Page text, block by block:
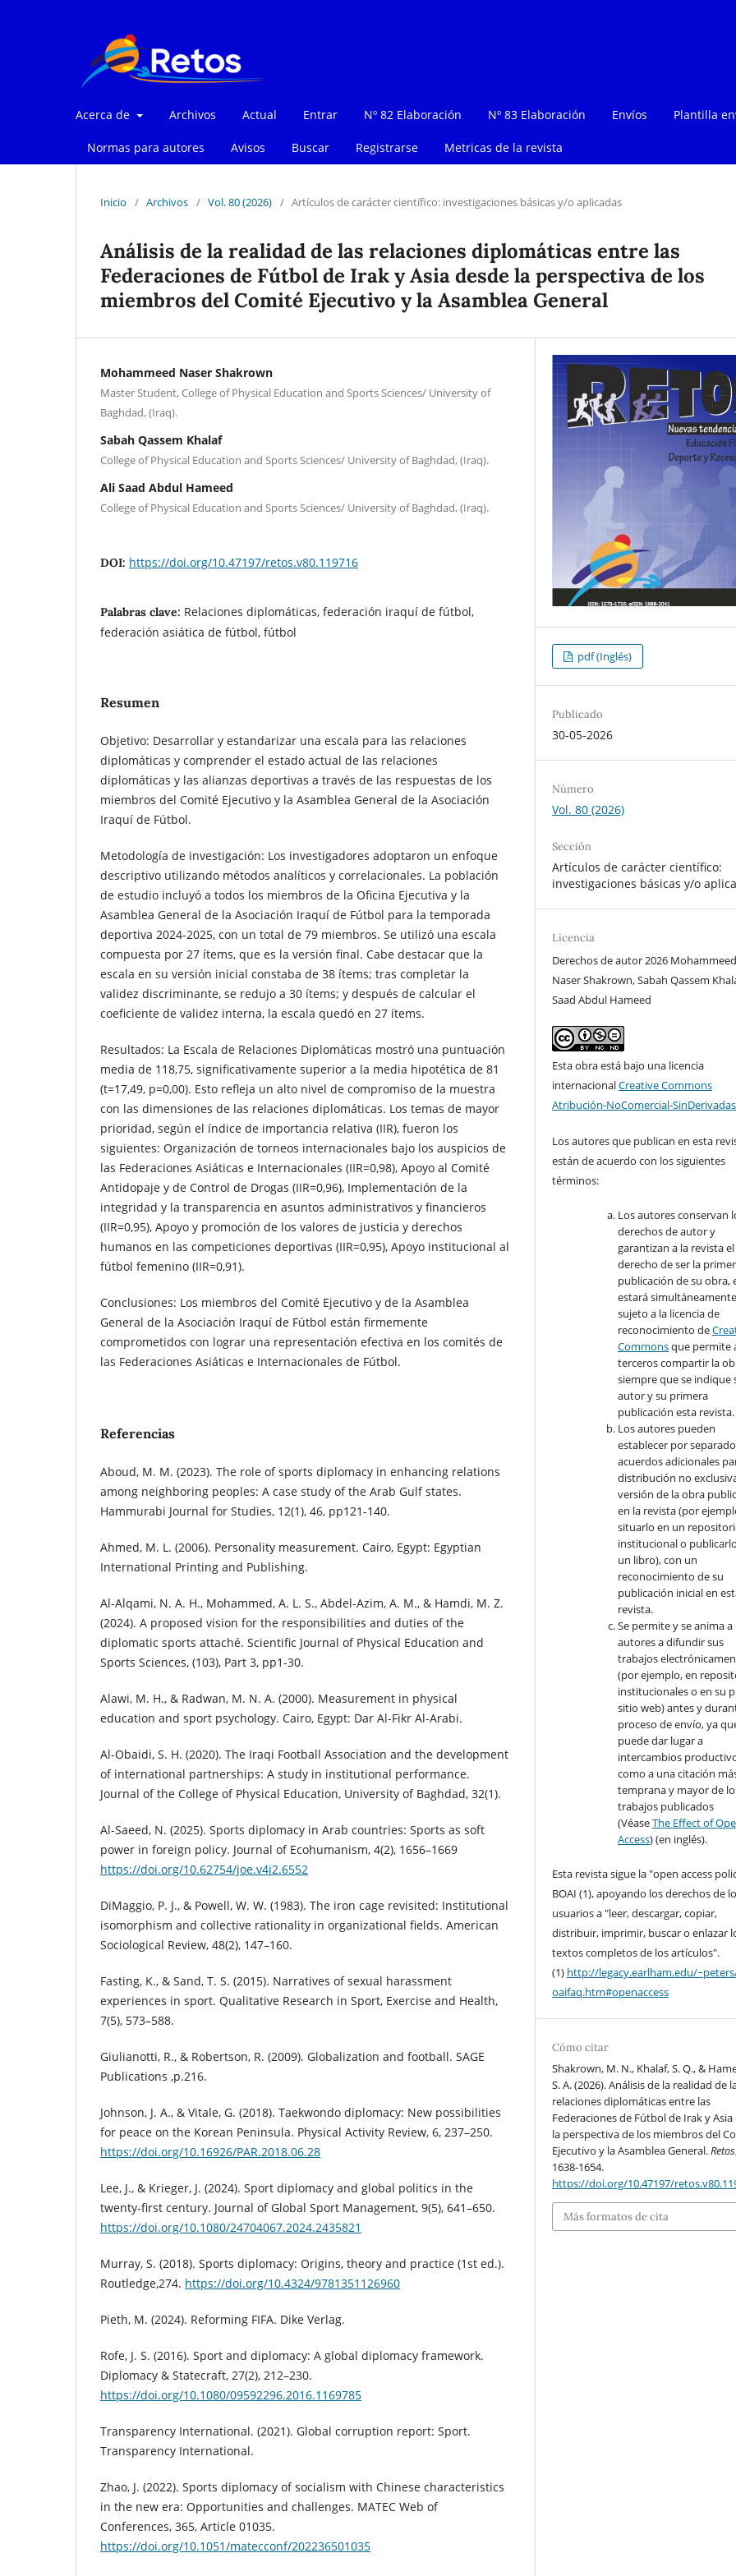
Acerca de Archivos Actual Entrar Nº 82 Elaboración Nº 83 Elaboración Envíos Plantilla
Normas para autores Avisos Buscar Registrarse Metricas de la revista
Inicio / Archivos / Vol. 80 (2026) / Artículos de carácter científico: investigaciones básicas y/o aplicadas
Análisis de la realidad de las relaciones diplomáticas entre las
Federaciones de Fútbol de Irak y Asia desde la perspectiva de los
miembros del Comité Ejecutivo y la Asamblea General
Mohammeed Naser Shakrown
Master Student, College of Physical Education and Sports Sciences/ University of
Baghdad, (Iraq).
Sabah Qassem Khalaf
College of Physical Education and Sports Sciences/ University of Baghdad, (Iraq).
Ali Saad Abdul Hameed
College of Physical Education and Sports Sciences/ University of Baghdad, (Iraq).
DOI: https://doi.org/10.47197/retos.v80.119716
Palabras clave: Relaciones diplomáticas, federación iraquí de fútbol,
federación asiática de fútbol, fútbol
Resumen
Objetivo: Desarrollar y estandarizar una escala para las relaciones
diplomáticas y comprender el estado actual de las relaciones
diplomáticas y las alianzas deportivas a través de las respuestas de los
miembros del Comité Ejecutivo y la Asamblea General de la Asociación
Iraquí de Fútbol.
Metodología de investigación: Los investigadores adoptaron un enfoque
descriptivo utilizando métodos analíticos y correlacionales. La población
de estudio incluyó a todos los miembros de la Oficina Ejecutiva y la
Asamblea General de la Asociación Iraquí de Fútbol para la temporada
deportiva 2024-2025, con un total de 79 miembros. Se utilizó una escala
compuesta por 27 ítems, que es la versión final. Cabe destacar que la
escala en su versión inicial constaba de 38 ítems; tras completar la
validez discriminante, se redujo a 30 ítems; y después de calcular el
coeficiente de validez interna, la escala quedó en 27 ítems.
Resultados: La Escala de Relaciones Diplomáticas mostró una puntuación
media de 118,75, significativamente superior a la media hipotética de 81
(t=17,49, p=0,00). Esto refleja un alto nivel de compromiso de la muestra
con las dimensiones de las relaciones diplomáticas. Los temas de mayor
prioridad, según el índice de importancia relativa (IIR), fueron los
siguientes: Organización de torneos internacionales bajo los auspicios de
las Federaciones Asiáticas e Internacionales (IIR=0,98), Apoyo al Comité
Antidopaje y de Control de Drogas (IIR=0,96), Implementación de la
integridad y la transparencia en asuntos administrativos y financieros
(IIR=0,95), Apoyo y promoción de los valores de justicia y derechos
humanos en las competiciones deportivas (IIR=0,95), Apoyo institucional al
fútbol femenino (IIR=0,91).
Conclusiones: Los miembros del Comité Ejecutivo y de la Asamblea
General de la Asociación Iraquí de Fútbol están firmemente
comprometidos con lograr una representación efectiva en los comités de
las Federaciones Asiáticas e Internacionales de Fútbol.
Referencias
Aboud, M. M. (2023). The role of sports diplomacy in enhancing relations
among neighboring peoples: A case study of the Arab Gulf states.
Hammurabi Journal for Studies, 12(1), 46, pp121-140.
Ahmed, M. L. (2006). Personality measurement. Cairo, Egypt: Egyptian
International Printing and Publishing.
Al-Alqami, N. A. H., Mohammed, A. L. S., Abdel-Azim, A. M., & Hamdi, M. Z.
(2024). A proposed vision for the responsibilities and duties of the
diplomatic sports attaché. Scientific Journal of Physical Education and
Sports Sciences, (103), Part 3, pp1-30.
Alawi, M. H., & Radwan, M. N. A. (2000). Measurement in physical
education and sport psychology. Cairo, Egypt: Dar Al-Fikr Al-Arabi.
Al-Obaidi, S. H. (2020). The Iraqi Football Association and the development
of international partnerships: A study in institutional performance.
Journal of the College of Physical Education, University of Baghdad, 32(1).
Al-Saeed, N. (2025). Sports diplomacy in Arab countries: Sports as soft
power in foreign policy. Journal of Ecohumanism, 4(2), 1656–1669
https://doi.org/10.62754/joe.v4i2.6552
DiMaggio, P. J., & Powell, W. W. (1983). The iron cage revisited: Institutional
isomorphism and collective rationality in organizational fields. American
Sociological Review, 48(2), 147–160.
Fasting, K., & Sand, T. S. (2015). Narratives of sexual harassment
experiences in sport. Qualitative Research in Sport, Exercise and Health,
7(5), 573–588.
Giulianotti, R., & Robertson, R. (2009). Globalization and football. SAGE
Publications ,p.216.
Johnson, J. A., & Vitale, G. (2018). Taekwondo diplomacy: New possibilities
for peace on the Korean Peninsula. Physical Activity Review, 6, 237–250.
https://doi.org/10.16926/PAR.2018.06.28
Lee, J., & Krieger, J. (2024). Sport diplomacy and global politics in the
twenty-first century. Journal of Global Sport Management, 9(5), 641–650.
https://doi.org/10.1080/24704067.2024.2435821
Murray, S. (2018). Sports diplomacy: Origins, theory and practice (1st ed.).
Routledge,274. https://doi.org/10.4324/9781351126960
Pieth, M. (2024). Reforming FIFA. Dike Verlag.
Rofe, J. S. (2016). Sport and diplomacy: A global diplomacy framework.
Diplomacy & Statecraft, 27(2), 212–230.
https://doi.org/10.1080/09592296.2016.1169785
Transparency International. (2021). Global corruption report: Sport.
Transparency International.
Zhao, J. (2022). Sports diplomacy of socialism with Chinese characteristics
in the new era: Opportunities and challenges. MATEC Web of
Conferences, 365, Article 01035.
https://doi.org/10.1051/matecconf/202236501035
pdf (Inglés)
Publicado
30-05-2026
Número
Vol. 80 (2026)
Sección
Artículos de carácter científico:
investigaciones básicas y/o
Licencia
Derechos de autor 2026 Mohammeed
Naser Shakrown, Sabah Qassem
Saad Abdul Hameed
Esta obra está bajo una licencia
internacionalCreative Commons
Atribución-NoComercial-
Los autores que publican en esta
están de acuerdo con los siguientes
términos:
Los autores conservan
derechos de autor y
garantizan a la revista el
derecho de ser la
publicación de su obra,
estará simultáneamente
sujeto a la licencia de
reconocimiento de
Commonsque permite
terceros compartir la
siempre que se indique
autor y su primera
publicación esta revista.
Los autores pueden
establecer por separado
acuerdos adicionales
distribución no
versión de la obra
en la revista (por
situarlo en un
institucional o
un libro), con un
reconocimiento de su
publicación inicial en
revista.
Se permite y se anima a
autores a difundir sus
trabajos
(por ejemplo, en
institucionales o en su
sitio web) antes y
proceso de envío, ya
puede dar lugar a
intercambios
como a una citación
temprana y mayor de
trabajos publicados
(VéaseThe Effect of
Access) (en inglés).
Esta revista sigue la "open access
BOAI (1), apoyando los derechos de
usuarios a "leer, descargar, copiar,
distribuir, imprimir, buscar o enlazar
textos completos de los artículos".
(1) http://legacy.earlham.edu/
oaifaq.htm#openaccess
Cómo citar
Shakrown, M. N., Khalaf, S. Q., &
S. A. (2026). Análisis de la realidad de
relaciones diplomáticas entre las
Federaciones de Fútbol de Irak y Asia
la perspectiva de los miembros del
Ejecutivo y la Asamblea General.Retos
1638-1654.
https://doi.org/10.47197/
Más formatos de cita